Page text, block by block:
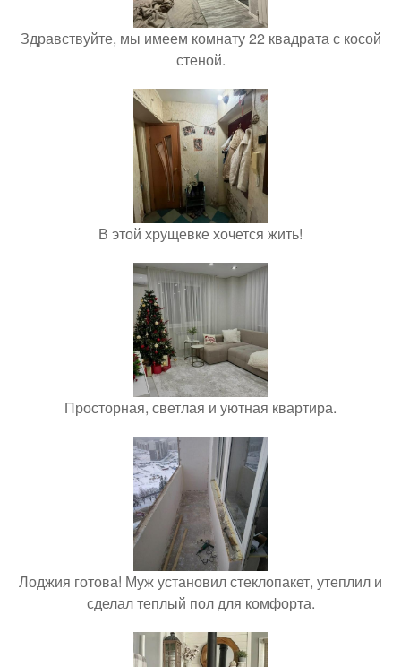
Здравствуйте, мы имеем комнату 22 квадрата с косой
стеной.
В этой хрущевке хочется жить!
Просторная, светлая и уютная квартира.
Лоджия готова! Муж установил стеклопакет, утеплил и
сделал теплый пол для комфорта.